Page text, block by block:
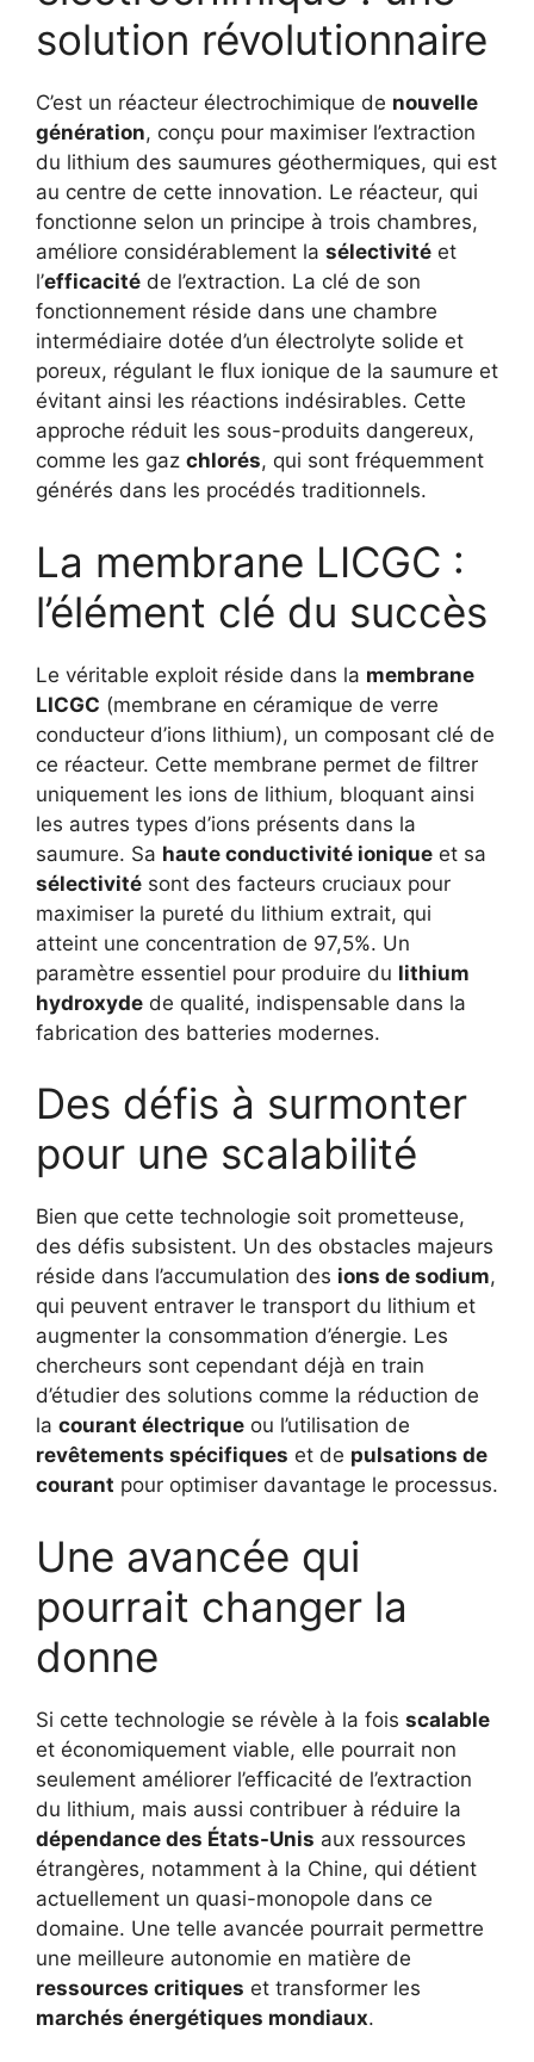
solution révolutionnaire
C’est un réacteur électrochimique de nouvelle
génération, conçu pour maximiser l’extraction
du lithium des saumures géothermiques, qui est
au centre de cette innovation. Le réacteur, qui
fonctionne selon un principe à trois chambres,
améliore considérablement la sélectivité et
l’efficacité de l’extraction. La clé de son
fonctionnement réside dans une chambre
intermédiaire dotée d’un électrolyte solide et
poreux, régulant le flux ionique de la saumure et
évitant ainsi les réactions indésirables. Cette
approche réduit les sous-produits dangereux,
comme les gaz chlorés, qui sont fréquemment
générés dans les procédés traditionnels.
La membrane LICGC :
l’élément clé du succès
Le véritable exploit réside dans la membrane
LICGC (membrane en céramique de verre
conducteur d’ions lithium), un composant clé de
ce réacteur. Cette membrane permet de filtrer
uniquement les ions de lithium, bloquant ainsi
les autres types d’ions présents dans la
saumure. Sa haute conductivité ionique et sa
sélectivité sont des facteurs cruciaux pour
maximiser la pureté du lithium extrait, qui
atteint une concentration de 97,5%. Un
paramètre essentiel pour produire du lithium
hydroxyde de qualité, indispensable dans la
fabrication des batteries modernes.
Des défis à surmonter
pour une scalabilité
Bien que cette technologie soit prometteuse,
des défis subsistent. Un des obstacles majeurs
réside dans l’accumulation des ions de sodium,
qui peuvent entraver le transport du lithium et
augmenter la consommation d’énergie. Les
chercheurs sont cependant déjà en train
d’étudier des solutions comme la réduction de
la courant électrique ou l’utilisation de
revêtements spécifiques et de pulsations de
courant pour optimiser davantage le processus.
Une avancée qui
pourrait changer la
donne
Si cette technologie se révèle à la fois scalable
et économiquement viable, elle pourrait non
seulement améliorer l’efficacité de l’extraction
du lithium, mais aussi contribuer à réduire la
dépendance des États-Unis aux ressources
étrangères, notamment à la Chine, qui détient
actuellement un quasi-monopole dans ce
domaine. Une telle avancée pourrait permettre
une meilleure autonomie en matière de
ressources critiques et transformer les
marchés énergétiques mondiaux.